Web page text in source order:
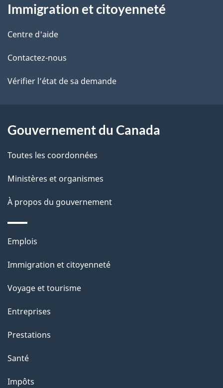
i
l
s
d
l
p
a
g
e
propos
de
ce
site
Immigration et citoyenneté
Centre d'aide
Contactez-nous
Vérifier l’état de sa demande
Gouvernement du Canada
Toutes les coordonnées
Ministères et organismes
À propos du gouvernement
Thèmes
sujets
Emplois
Immigration et citoyenneté
Voyage et tourisme
Entreprises
Prestations
Santé
Impôts